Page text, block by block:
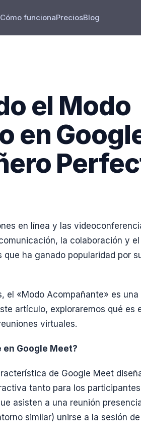
Cómo funcionaPreciosBlog
el Modo
en
en línea y las
la colaboración y
ha ganado popularidad por
el «Modo Acompañante» es
artículo, exploraremos qué es
virtuales.
en Google Meet?
de Google Meet
tanto para los
asisten a una reunión
similar) unirse a la sesión